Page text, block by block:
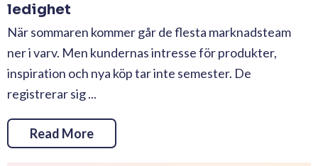
ledighet
När sommaren kommer går de flesta marknadsteam
ner i varv. Men kundernas intresse för produkter,
inspiration och nya köp tar inte semester. De
registrerar sig ...
Read More